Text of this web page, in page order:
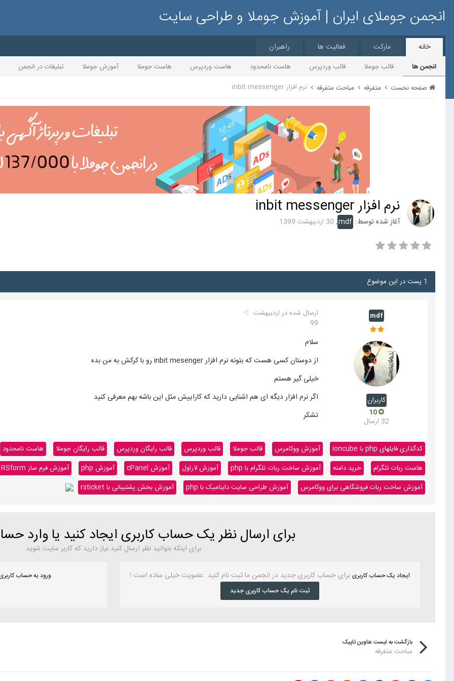
انجمن جوملای ایران | آموزش جوملا و طراحی سایت
خانه
انجمن ها قالب جوملا قالب وردپرس هاست نامحدود هاست وردپرس هاست جوملا آموزش جوملا تبلیغات در انجمن
مارکت فعالیت ها راهبران
صفحه نخست متفرقه مباحث متفرقه نرم افزار inbit messenger
نرم افزار inbit messenger
آغاز شده توسط: mdf
, 30 اردیبهشت 1399
1 پست در این موضوع
mdf
کاربران
32 ارسال
ارسال شده در اردیبهشت
99
سلام
از دوستان کسی هست که بتونه نرم افزار inbit mesenger رو با کرکش به من بده
خیلی گیر هستم
اگر نرم افزار دیگه ای هم اشنایی دارید که کاراییش مثل این باشه بهم معرفی کنید
تشکر
کدگذاری فایلهای php با ioncube آموزش ووکامرس قالب جوملا قالب وردپرس قالب رایگان وردپرس قالب رایگان جوملا هاست نامحدود
هاست ربات تلگرام
خرید دامنه آموزش ساخت ربات تلگرام با php آموزش لاراول آموزش cPanel آموزش php آموزش فرم ساز RSform
آموزش ساخت ربات فروشگاهی برای ووکامرس
آموزش طراحی سایت داینامیک با php آموزش بخش پشتیبانی با rsticket
برای ارسال نظر یک حساب کاربری ایجاد کنید یا وارد
برای اینکه بتوانید نظر ارسال کنید نیاز دارید که کاربر سایت شوید
ایجاد یک حساب کاربری برای حساب کاربری جدید در انجمن ما ثبت نام کنید. عضویت خیلی ساده است !
ثبت نام یک حساب کاربری جدید
ورود به حساب
بازگشت به لیست عناوین تاپیک
مباحث متفرقه